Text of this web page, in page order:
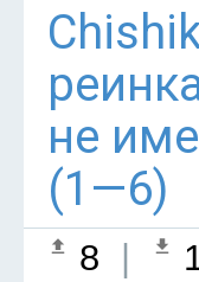
не
(1—6)
8